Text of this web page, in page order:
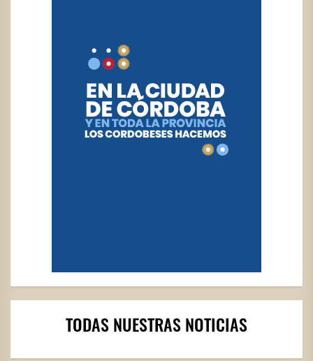
TODAS NUESTRAS NOTICIAS